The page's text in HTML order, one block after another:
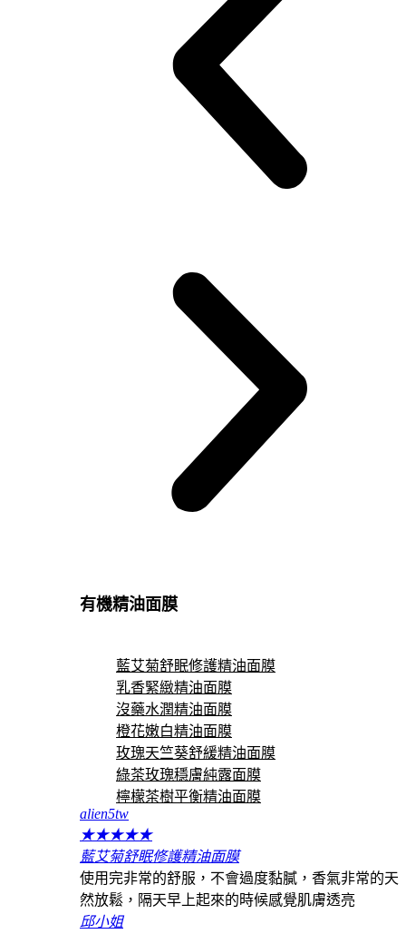
有機精油面膜
藍艾菊舒眠修護精油面膜
乳香緊緻精油面膜
沒藥水潤精油面膜
橙花嫩白精油面膜
玫瑰天竺葵舒緩精油面膜
綠茶玫瑰穩膚純露面膜
檸檬茶樹平衡精油面膜
alien5tw
★★★★★
藍艾菊舒眠修護精油面膜
使用完非常的舒服，不會過度黏膩，香氣非常的天
然放鬆，隔天早上起來的時候感覺肌膚透亮
邱小姐